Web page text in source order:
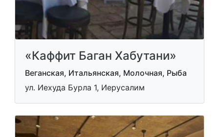
«Каффит Баган Хабутани»
Веганская, Итальянская, Молочная, Рыба
ул. Иехуда Бурла 1, Иерусалим